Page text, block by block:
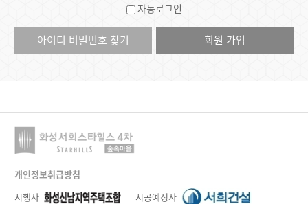
자동로그인
아이디 비밀번호 찾기 회원 가입
개인정보취급방침
시행사
시공예정사